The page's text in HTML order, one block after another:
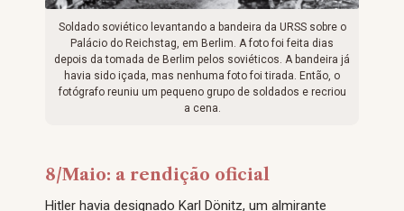
Soldado soviético levantando a bandeira da URSS sobre o
Palácio do Reichstag, em Berlim. A foto foi feita dias
depois da tomada de Berlim pelos soviéticos. A bandeira já
havia sido içada, mas nenhuma foto foi tirada. Então, o
fotógrafo reuniu um pequeno grupo de soldados e recriou
a cena.
8/Maio: a rendição oficial
Hitler havia designado Karl Dönitz, um almirante